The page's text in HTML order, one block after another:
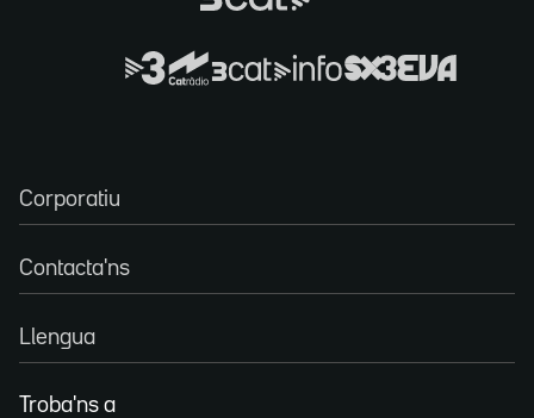
Corporatiu
Contacta'ns
Llengua
Troba'ns a